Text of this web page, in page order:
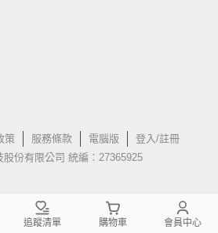
策 服務條款 電腦版
登入/註冊
股份有限公司 統編：27365925
追蹤清單 購物車 會員中心